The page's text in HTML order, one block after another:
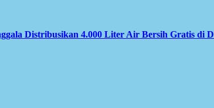
Distribusikan 4.000 Liter Air Bersih Gratis di